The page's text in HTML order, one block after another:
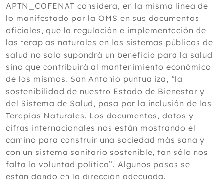
APTN_COFENAT considera, en la misma línea de
lo manifestado por la OMS en sus documentos
oficiales, que la regulación e implementación de
las terapias naturales en los sistemas públicos de
salud no solo supondrá un beneficio para la salud
sino que contribuirá al mantenimiento económico
de los mismos. San Antonio puntualiza, “la
sostenibilidad de nuestro Estado de Bienestar y
del Sistema de Salud, pasa por la inclusión de las
Terapias Naturales. Los documentos, datos y
cifras internacionales nos están mostrando el
camino para construir una sociedad más sana y
con un sistema sanitario sostenible, tan sólo nos
falta la voluntad política”. Algunos pasos se
están dando en la dirección adecuada.